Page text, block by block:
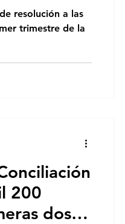
resolución a las
trimestre de la
200
dos